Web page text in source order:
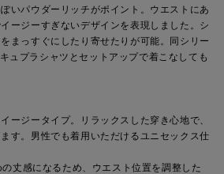
いパウダーリッチがポイント。ウエストにあ
ージーすぎないデザインを表現しました。シ
まっすぐにしたり寄せたりが可能。同シリー
ュプラシャツとセットアップで着こなしても
ージータイプ。リラックスした穿き心地で、
す。男性でも着用いただけるユニセックス仕
丈感になるため、ウエスト位置を調整した